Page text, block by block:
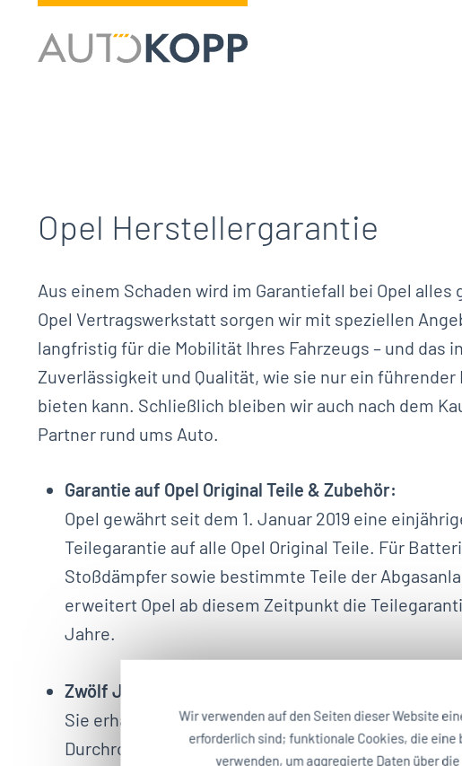
Opel Herstellergarantie
Aus einem Schaden wird im Garantiefall bei Opel alles
Opel Vertragswerkstatt sorgen wir mit speziellen
langfristig für die Mobilität Ihres Fahrzeugs – und das
Zuverlässigkeit und Qualität, wie sie nur ein
bieten kann. Schließlich bleiben wir auch nach dem
Partner rund ums Auto.
Garantie auf Opel Original Teile & Zubehör:
Opel gewährt seit dem 1. Januar 2019 eine
Teilegarantie auf alle Opel Original Teile. Für
Stoßdämpfer sowie bestimmte Teile der
erweitert Opel ab diesem Zeitpunkt die
Jahre.
Zwölf Jahre Garantie gegen Durchrostung
Sie erhalten eine sichere Langzeitgarantie gegen
Durchrostung. Einzige Voraussetzung: Sie lassen
Wir verwenden auf den Seiten dieser Website
erforderlich sind; funktionale Cookies, die
verwenden, um aggregierte Daten über
Hauptnavigation